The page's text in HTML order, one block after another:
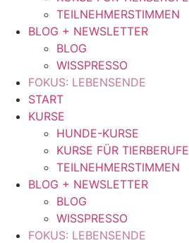
TEILNEHMERSTIMMEN
BLOG + NEWSLETTER
BLOG
WISSPRESSO
FOKUS: LEBENSENDE
START
KURSE
HUNDE-KURSE
KURSE FÜR TIERBERUFE
TEILNEHMERSTIMMEN
BLOG + NEWSLETTER
BLOG
WISSPRESSO
FOKUS: LEBENSENDE